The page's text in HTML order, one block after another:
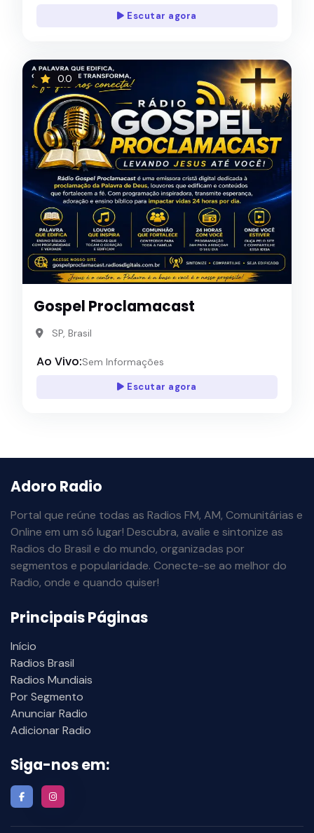
Escutar agora
0.0
Gospel Proclamacast
SP, Brasil
Ao Vivo:Sem Informações
Escutar agora
Adoro Radio
Portal que reúne todas as Radios FM, AM, Comunitárias e
Online em um só lugar! Descubra, avalie e sintonize as
Radios do Brasil e do mundo, organizadas por
segmentos e popularidade. Conecte-se ao melhor do
Radio, onde e quando quiser!
Principais Páginas
Início
Radios Brasil
Radios Mundiais
Por Segmento
Anunciar Radio
Adicionar Radio
Siga-nos em: